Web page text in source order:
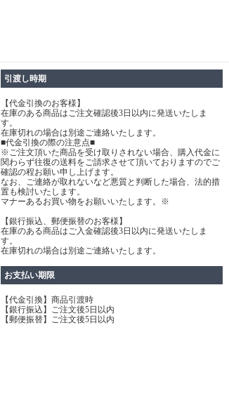
引渡し時期
【代金引換のお客様】
在庫のある商品はご注文確認後3日以内に発送いたしま
す。
在庫切れの場合は別途ご連絡いたします。
■代金引換の際の注意点■
※ご注文頂いた商品を受け取りされない場合、購入代金に
関わらず往復の送料をご請求させて頂いておりますのでご
確認の程お願い申し上げます。
なお、ご連絡が取れないなど悪質と判断した場合、法的措
置も検討いたします。
マナーあるお買い物をお願いいたします。※
【銀行振込、郵便振替のお客様】
在庫のある商品はご入金確認後3日以内に発送いたしま
す。
在庫切れの場合は別途ご連絡いたします。
お支払い期限
【代金引換】商品引渡時
【銀行振込】ご注文後5日以内
【郵便振替】ご注文後5日以内